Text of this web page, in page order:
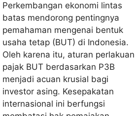
Perkembangan ekonomi lintas
batas mendorong pentingnya
pemahaman mengenai bentuk
usaha tetap (BUT) di Indonesia.
Oleh karena itu, aturan perlakuan
pajak BUT berdasarkan P3B
menjadi acuan krusial bagi
investor asing. Kesepakatan
internasional ini berfungsi